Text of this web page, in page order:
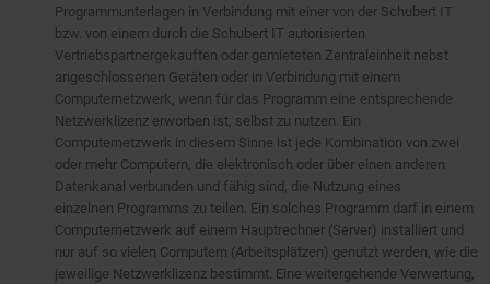
Programmunterlagen in Verbindung mit einer von der Schubert IT
bzw. von einem durch die Schubert IT autorisierten
Vertriebspartnergekauften oder gemieteten Zentraleinheit nebst
angeschlossenen Geräten oder in Verbindung mit einem
Computernetzwerk, wenn für das Programm eine entsprechende
Netzwerklizenz erworben ist, selbst zu nutzen. Ein
Computernetzwerk in diesem Sinne ist jede Kombination von zwei
oder mehr Computern, die elektronisch oder über einen anderen
Datenkanal verbunden und fähig sind, die Nutzung eines
einzelnen Programms zu teilen. Ein solches Programm darf in einem
Computernetzwerk auf einem Hauptrechner (Server) installiert und
nur auf so vielen Computern (Arbeitsplätzen) genutzt werden, wie die
jeweilige Netzwerklizenz bestimmt. Eine weitergehende Verwertung,